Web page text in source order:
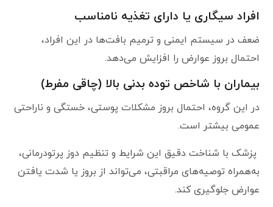
افراد سیگاری یا دارای تغذیه نامناسب
ضعف در سیستم ایمنی و ترمیم بافت‌ها در این افراد،
احتمال بروز عوارض را افزایش می‌دهد.
بیماران با شاخص توده بدنی بالا (چاقی مفرط)
در این گروه، احتمال بروز مشکلات پوستی، خستگی و ناراحتی
عمومی بیشتر است.
پزشک با شناخت دقیق این شرایط و تنظیم دوز پرتودرمانی،
به‌همراه توصیه‌های مراقبتی، می‌تواند از بروز یا شدت یافتن
عوارض جلوگیری کند.